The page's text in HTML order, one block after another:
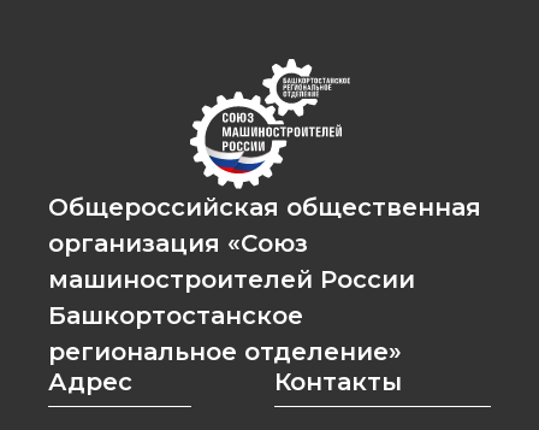
Общероссийская общественная
организация «Союз
машиностроителей России
Башкортостанское
региональное отделение»
Адрес
Контакты